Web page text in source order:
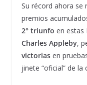
Su récord ahora se
premios
2° triunfo en estas
Charles Appleby,
victoriasen
jinete “oficial” de la